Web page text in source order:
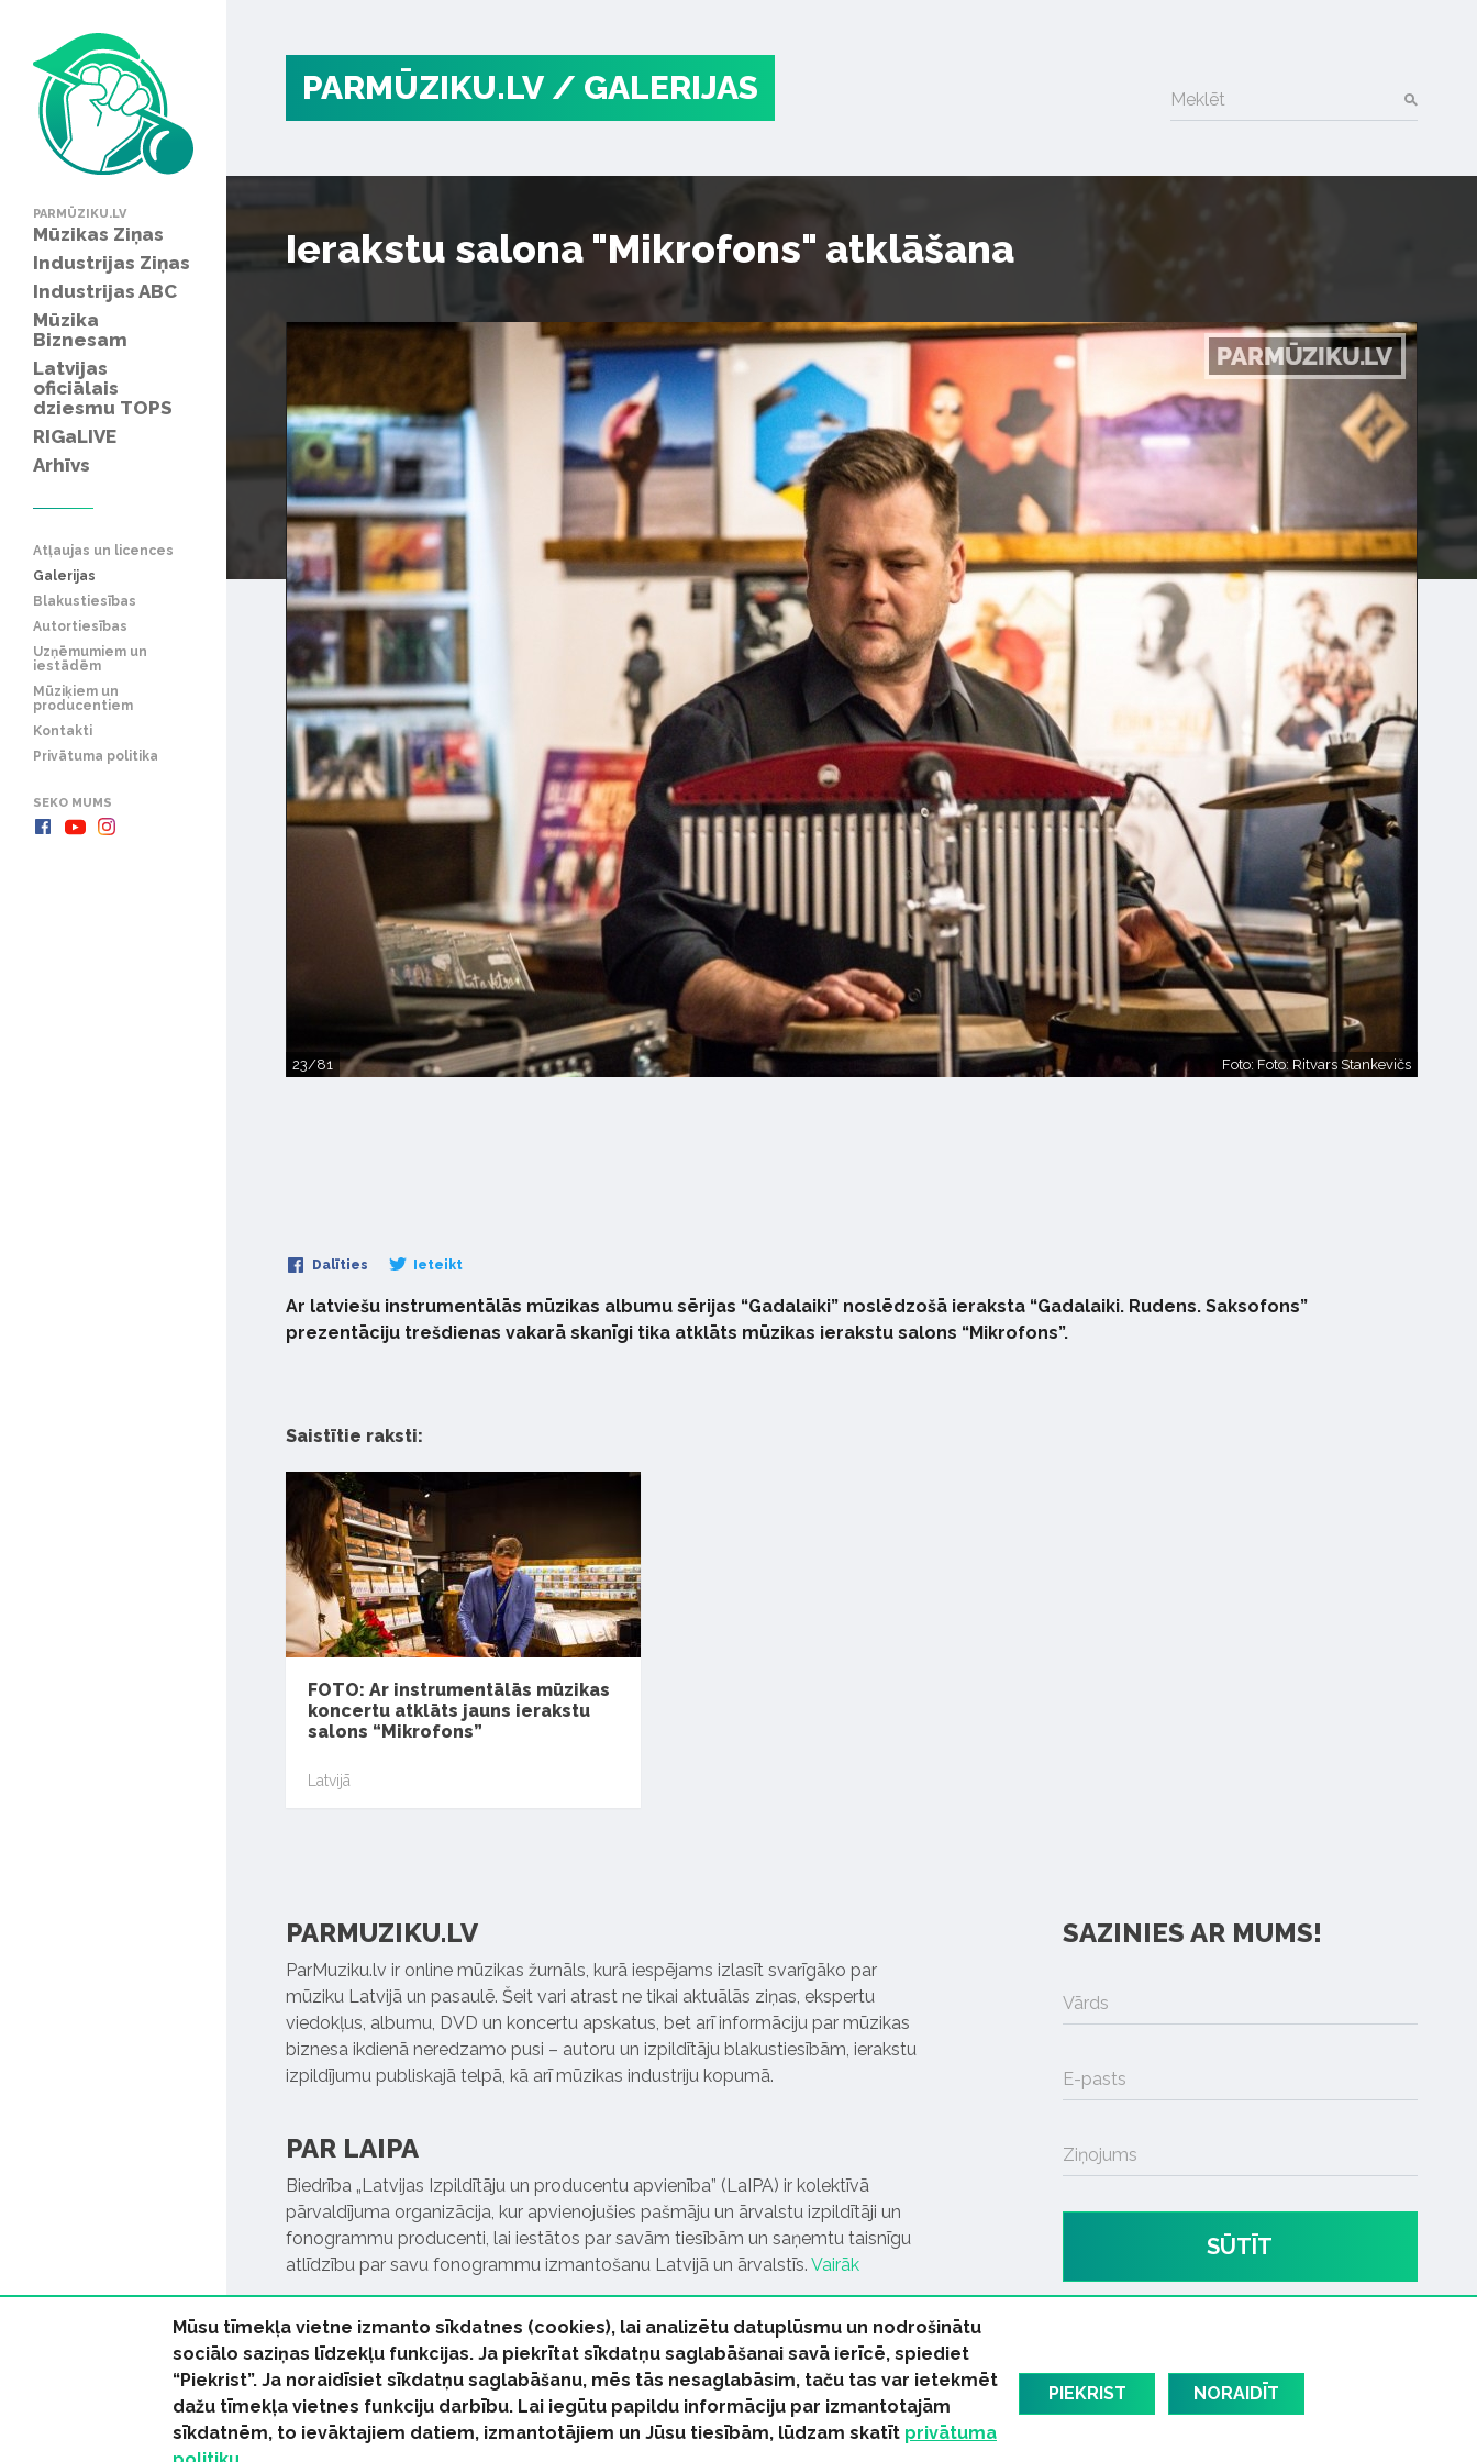
PARMŪZIKU.LV
Mūzikas Ziņas
Industrijas Ziņas
Industrijas ABC
Mūzika
Biznesam
Latvijas
oficiālais
dziesmu TOPS
RIGaLIVE
Arhīvs
Atļaujas un licences
Galerijas
Blakustiesības
Autortiesības
Uzņēmumiem un
iestādēm
Mūziķiem un
producentiem
Kontakti
Privātuma politika
SEKO MUMS
PARMŪZIKU.LV / GALERIJAS Meklēt
Ierakstu salona "Mikrofons" atklāšana
23/81 Foto: Foto: Ritvars Stankevičs
Dalīties Ieteikt
Ar latviešu instrumentālās mūzikas albumu sērijas “Gadalaiki” noslēdzošā ieraksta “Gadalaiki. Rudens. Saksofons”
prezentāciju trešdienas vakarā skanīgi tika atklāts mūzikas ierakstu salons “Mikrofons”.
Saistītie raksti:
FOTO: Ar instrumentālās mūzikas
koncertu atklāts jauns ierakstu
salons “Mikrofons”
Latvijā
PARMUZIKU.LV
ParMuziku.lv ir online mūzikas žurnāls, kurā iespējams izlasīt svarīgāko par
mūziku Latvijā un pasaulē. Šeit vari atrast ne tikai aktuālās ziņas, ekspertu
viedokļus, albumu, DVD un koncertu apskatus, bet arī informāciju par mūzikas
biznesa ikdienā neredzamo pusi – autoru un izpildītāju blakustiesībām, ierakstu
izpildījumu publiskajā telpā, kā arī mūzikas industriju kopumā.
PAR LAIPA
Biedrība „Latvijas Izpildītāju un producentu apvienība” (LaIPA) ir kolektīvā
pārvaldījuma organizācija, kur apvienojušies pašmāju un ārvalstu izpildītāji un
fonogrammu producenti, lai iestātos par savām tiesībām un saņemtu taisnīgu
atlīdzību par savu fonogrammu izmantošanu Latvijā un ārvalstīs. Vairāk
SAZINIES AR MUMS!
Vārds
E-pasts
Ziņojums
SŪTĪT
© 2026 parmuziku.lv, visas tiesības paturētas
Mūsu tīmekļa vietne izmanto sīkdatnes (cookies), lai analizētu datuplūsmu un nodrošinātu
sociālo saziņas līdzekļu funkcijas. Ja piekrītat sīkdatņu saglabāšanai savā ierīcē, spiediet
“Piekrist”. Ja noraidīsiet sīkdatņu saglabāšanu, mēs tās nesaglabāsim, taču tas var ietekmēt
dažu tīmekļa vietnes funkciju darbību. Lai iegūtu papildu informāciju par izmantotajām
sīkdatnēm, to ievāktajiem datiem, izmantotājiem un Jūsu tiesībām, lūdzam skatīt privātuma
PIEKRIST NORAIDĪT